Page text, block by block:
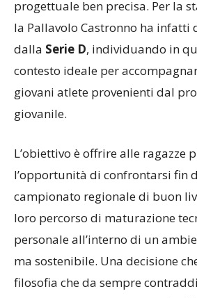
progettuale ben precisa. Per la
la Pallavolo Castronno ha infatti
, individuando in
contesto ideale per
giovani atlete provenienti dal
giovanile.
L’obiettivo è offrire alle ragazze
l’opportunità di confrontarsi fin
campionato regionale di buon
loro percorso di maturazione
personale all’interno di un